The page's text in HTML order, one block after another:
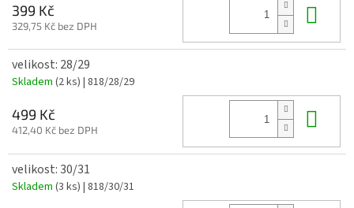
399 Kč
329,75 Kč bez DPH
velikost: 28/29
Skladem (2 ks) | 818/28/29
499 Kč
412,40 Kč bez DPH
velikost: 30/31
Skladem (3 ks) | 818/30/31